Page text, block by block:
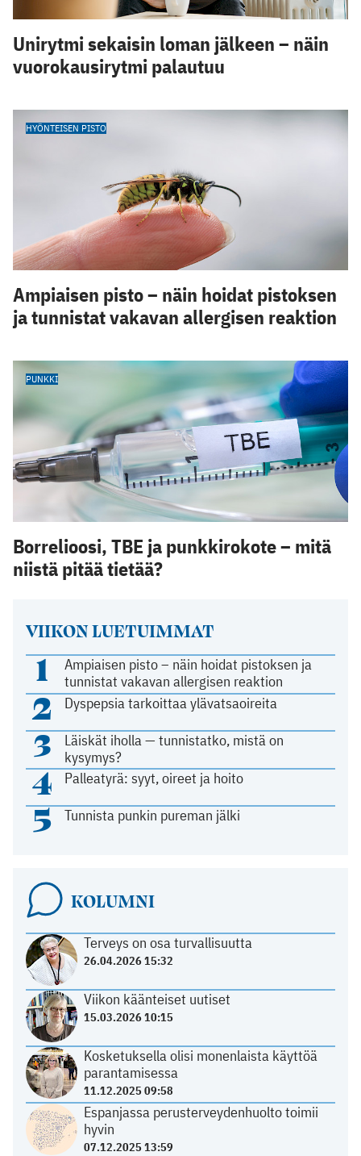
VIIKON LUETUIMMAT
1
Ampiaisen pisto – näin hoidat pistoksen ja
tunnistat vakavan allergisen reaktion
2 Dyspepsia tarkoittaa ylävatsaoireita
3
Läiskät iholla — tunnistatko, mistä on
kysymys?
4 Palleatyrä: syyt, oireet ja hoito
5 Tunnista punkin pureman jälki
KOLUMNI
Terveys on osa turvallisuutta
26.04.2026 15:32
Viikon käänteiset uutiset
15.03.2026 10:15
Kosketuksella olisi monenlaista käyttöä
parantamisessa
11.12.2025 09:58
Espanjassa perusterveydenhuolto toimii
hyvin
07.12.2025 13:59
Unirytmi sekaisin loman jälkeen – näin
vuorokausirytmi palautuu
HYÖNTEISEN PISTO
Ampiaisen pisto – näin hoidat pistoksen
ja tunnistat vakavan allergisen reaktion
PUNKKI
Borrelioosi, TBE ja punkkirokote – mitä
niistä pitää tietää?